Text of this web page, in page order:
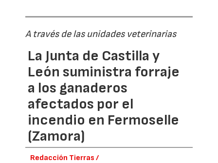
A través de las unidades veterinarias
La Junta de Castilla y
León suministra forraje
a los ganaderos
afectados por el
incendio en Fermoselle
(Zamora)
Redacción Tierras /